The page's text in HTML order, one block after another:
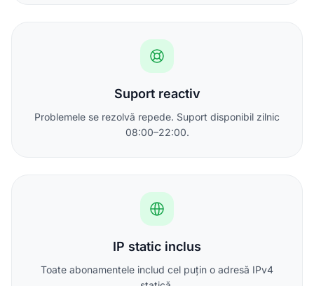
Suport reactiv
Problemele se rezolvă repede. Suport disponibil zilnic
08:00–22:00.
IP static inclus
Toate abonamentele includ cel puțin o adresă IPv4